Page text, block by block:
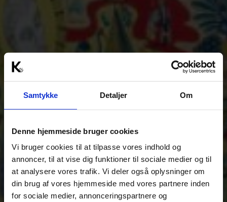
Samtykke Detaljer Om
Denne hjemmeside bruger cookies
Vi bruger cookies til at tilpasse vores indhold og
annoncer, til at vise dig funktioner til sociale medier og til
at analysere vores trafik. Vi deler også oplysninger om
din brug af vores hjemmeside med vores partnere inden
for sociale medier, annonceringspartnere og